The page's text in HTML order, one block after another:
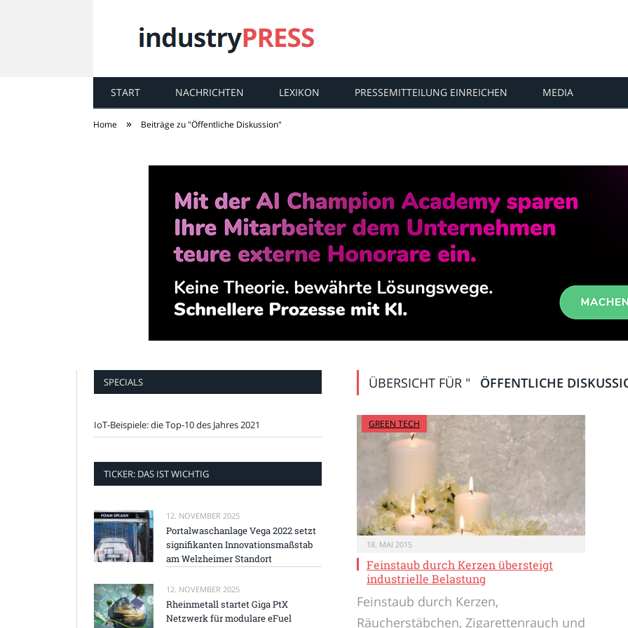
industryPRESS
START NACHRICHTEN LEXIKON PRESSEMITTEILUNG EINREICHEN MEDIA
Home » Beiträge zu "Öffentliche Diskussion"
ÜBERSICHT FÜR " ÖFFENTLICHE
GREEN TECH
18. MAI 2015
Feinstaub durch Kerzen übersteigt
industrielle Belastung
Feinstaub durch Kerzen,
Räucherstäbchen, Zigarettenrauch und
SPECIALS
IoT-Beispiele: die Top-10 des Jahres 2021
TICKER: DAS IST WICHTIG
12. NOVEMBER 2025
Portalwaschanlage Vega 2022 setzt
signifikanten Innovationsmaßstab
am Welzheimer Standort
12. NOVEMBER 2025
Rheinmetall startet Giga PtX
Netzwerk für modulare eFuel